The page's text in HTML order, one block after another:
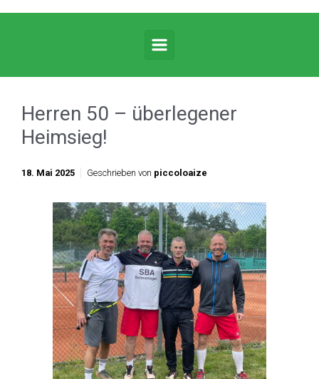
Herren 50 – überlegener
Heimsieg!
18. Mai 2025 Geschrieben von piccoloaize